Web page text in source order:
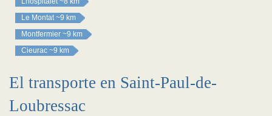
Le Montat ~9 km
Montfermier ~9 km
Cieurac ~9 km
El transporte en Saint-Paul-de-
Loubressac